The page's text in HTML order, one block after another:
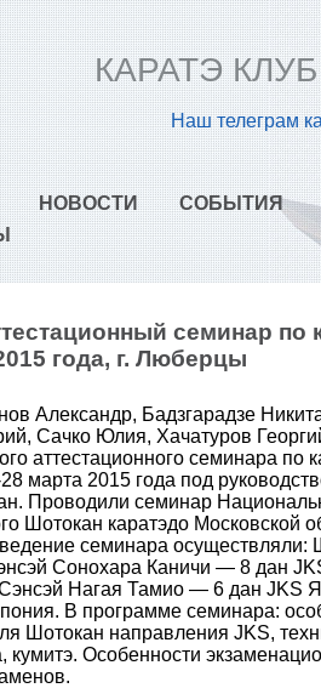
КАРАТЭ
Наш телеграм
НОВОСТИ СОБЫТИЯ
семинар по
года, г. Люберцы
Александр, Бадзгарадзе
Сачко Юлия, Хачатуров
аттестационного семинара по
марта 2015 года под
Проводили семинар
Шотокан каратэдо Московской
семинара осуществляли:
Сонохара Каничи — 8 дан
Нагая Тамио — 6 дан JKS
В программе семинара:
Шотокан направления JKS,
кумитэ. Особенности